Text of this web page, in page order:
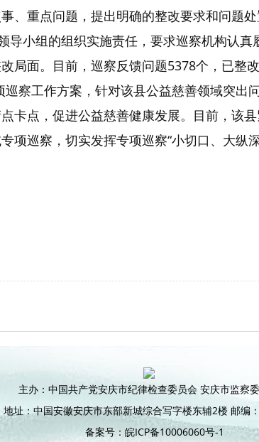
、重点问题，提出明确的整改要求和问题
导小组的组织实施责任，要求巡察机构认
局面。目前，巡察反馈问题5378个，已整
巡察工作方案，针对该县公益慈善领域突
卡点，促进公益慈善健康发展。目前，该
项巡察，切实发挥专项巡察“小切口、大纵
主办：中国共产党安庆市纪律检查委员会 安庆市监察
地址：中国安徽安庆市东部新城综合写字楼东辅2楼 邮编
备案号：皖ICP备10006060号-1